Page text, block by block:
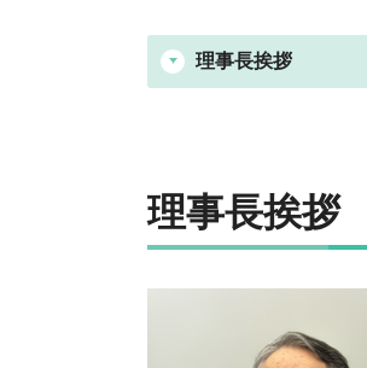
理事長挨拶
理事長挨拶